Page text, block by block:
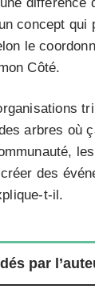
concept qui
le
Côté.
arbres où
des
t-il.
par